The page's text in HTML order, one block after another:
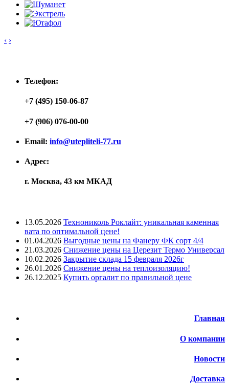
‹ ›
Телефон:
+7 (495) 150-06-87
+7 (906) 076-00-00
Email: info@utepliteli-77.ru
Адрес:
г. Москва, 43 км МКАД
13.05.2026 Технониколь Роклайт: уникальная каменная
вата по оптимальной цене!
01.04.2026 Выгодные цены на Фанеру ФК сорт 4/4
21.03.2026 Снижение цены на Церезит Термо Универсал
10.02.2026 Закрытие склада 15 февраля 2026г
26.01.2026 Снижение цены на теплоизоляцию!
26.12.2025 Купить оргалит по правильной цене
Главная
О компании
Новости
Доставка